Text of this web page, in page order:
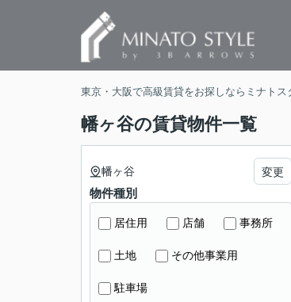
東京・大阪で高級賃貸をお探しならミナトス
幡ヶ谷の賃貸物件一覧
幡ヶ谷 変更
物件種別
居住用 店舗 事務所
土地 その他事業用
駐車場